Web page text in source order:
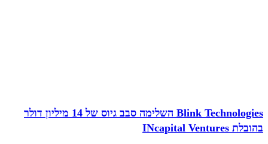
Blink Technologies השלימה סבב גיוס של 14 מיליון דולר
בהובלת INcapital Ventures